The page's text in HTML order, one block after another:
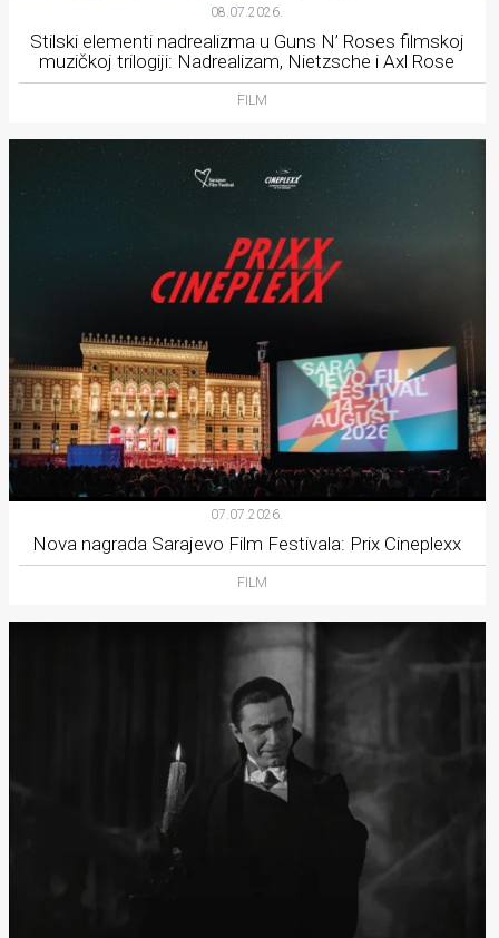
08.07.2026.
Stilski elementi nadrealizma u Guns N’ Roses filmskoj
muzičkoj trilogiji: Nadrealizam, Nietzsche i Axl Rose
FILM
07.07.2026.
Nova nagrada Sarajevo Film Festivala: Prix Cineplexx
FILM